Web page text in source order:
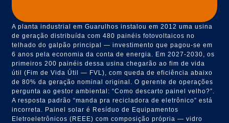
A planta industrial em Guarulhos instalou em 2012 uma usina
de geração distribuída com 480 painéis fotovoltaicos no
telhado do galpão principal — investimento que pagou-se em
6 anos pela economia da conta de energia. Em 2027-2030, os
primeiros 200 painéis dessa usina chegarão ao fim de vida
útil (Fim de Vida Útil — FVL), com queda de eficiência abaixo
de 80% da geração nominal original. O gerente de operações
pergunta ao gestor ambiental: “Como descarto painel velho?”.
A resposta padrão “manda pra recicladora de eletrônico” está
incorreta. Painel solar é Resíduo de Equipamentos
Eletroeletrônicos (REEE) com composição própria — vidro